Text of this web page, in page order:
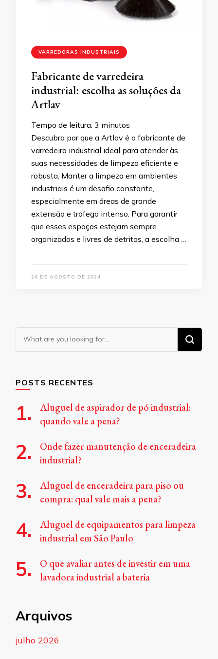
VARREDORAS INDUSTRIAIS
Fabricante de varredeira
industrial: escolha as soluções da
Artlav
Tempo de leitura: 3 minutos
Descubra por que a Artlav é o fabricante de
varredeira industrial ideal para atender às
suas necessidades de limpeza eficiente e
robusta. Manter a limpeza em ambientes
industriais é um desafio constante,
especialmente em áreas de grande
extensão e tráfego intenso. Para garantir
que esses espaços estejam sempre
organizados e livres de detritos, a escolha …
26 DE AGOSTO DE 2024
Looking
for
POSTS RECENTES
Aluguel de aspirador de pó industrial:
quando vale a pena?
Onde fazer manutenção de enceradeira
industrial?
Aluguel de enceradeira para piso ou
compra: qual vale mais a pena?
Aluguel de equipamentos para limpeza
industrial em São Paulo
O que avaliar antes de investir em uma
lavadora industrial a bateria
Arquivos
julho 2026